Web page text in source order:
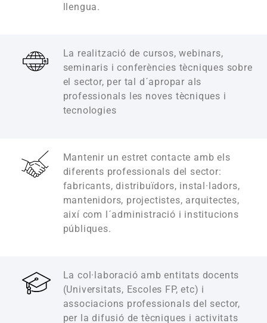
llengua.
La realització de cursos, webinars,
seminaris i conferències tècniques sobre
el sector, per tal d´apropar als
professionals les noves tècniques i
tecnologies
Mantenir un estret contacte amb els
diferents professionals del sector:
fabricants, distribuïdors, instal·ladors,
mantenidors, projectistes, arquitectes,
així com l´administració i institucions
públiques.
La col·laboració amb entitats docents
(Universitats, Escoles FP, etc) i
associacions professionals del sector,
per la difusió de tècniques i activitats